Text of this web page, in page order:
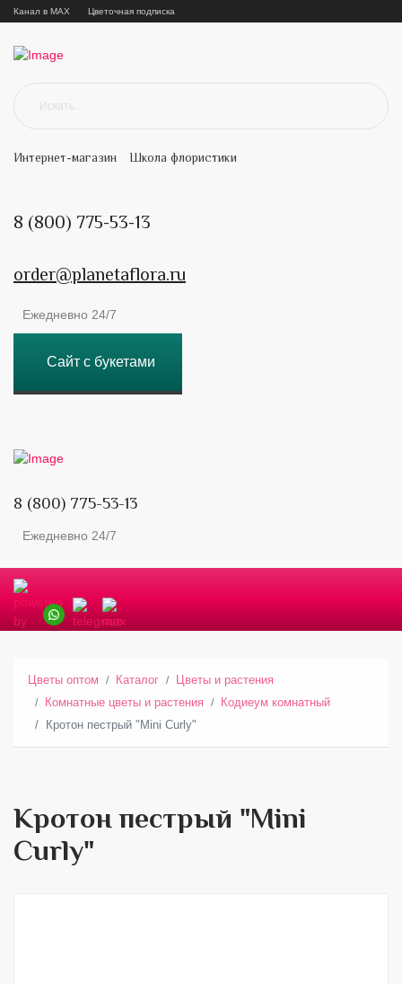
Канал в MAX Цветочная подписка
Интернет-магазин Школа флористики
8 (800) 775-53-13
order@planetaflora.ru
Ежедневно 24/7
Сайт с букетами
8 (800) 775-53-13
Ежедневно 24/7
Цветы оптом Каталог
Цветы и растения
Комнатные цветы и растения
Кодиеум комнатный
Кротон пестрый "Mini Curly"
Кротон пестрый "Mini
Curly"